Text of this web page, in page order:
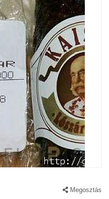
Megosztás